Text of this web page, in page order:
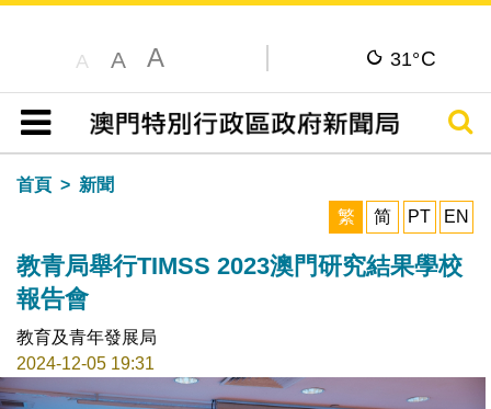
A A A 31°C
目錄
搜尋
首頁
新聞
繁
简 PT EN
教青局舉行TIMSS 2023澳門研究結果學校
報告會
教育及青年發展局
2024-12-05 19:31